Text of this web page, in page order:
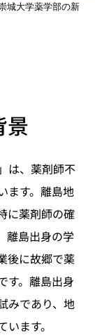
城大学薬学部の新
景
は、薬剤師不
ます。離島地
に薬剤師の確
離島出身の学
後に故郷で薬
す。離島出身
みであり、地
ます。